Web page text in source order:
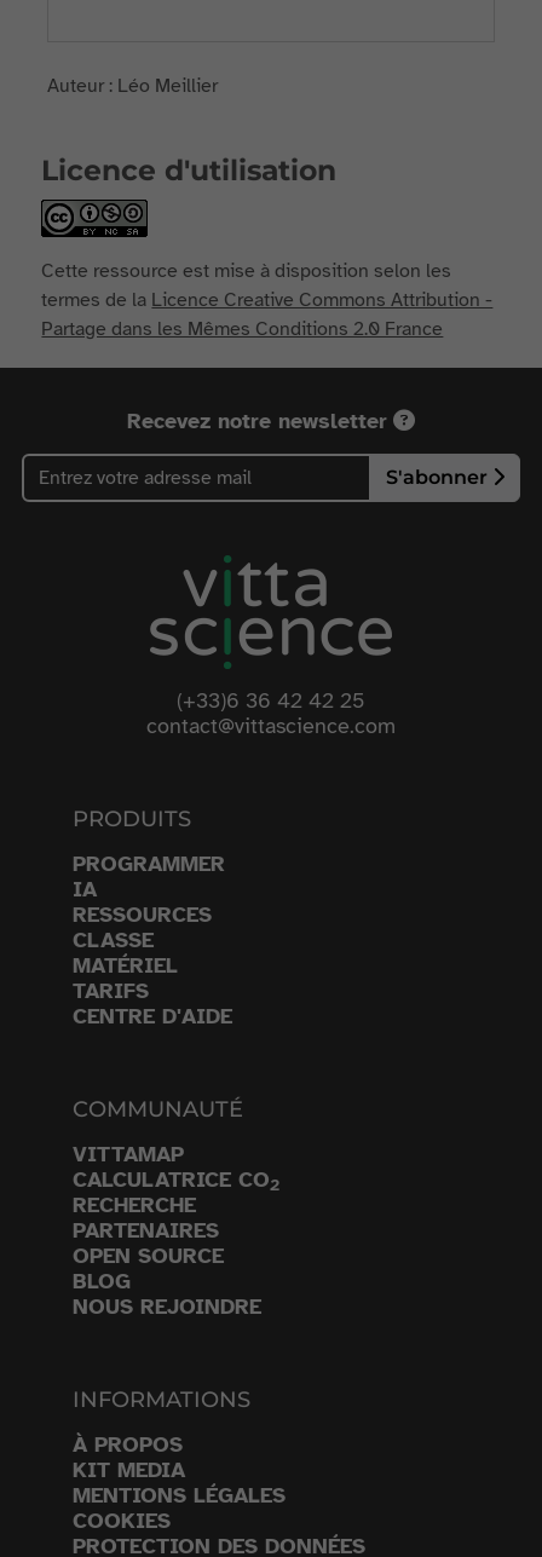
Auteur : Léo Meillier
Licence d'utilisation
Cette ressource est mise à disposition selon les
termes de la Licence Creative Commons Attribution -
Partage dans les Mêmes Conditions 2.0 France
Recevez notre newsletter
S'abonner
(+33)6 36 42 42 25
contact@vittascience.com
PRODUITS
PROGRAMMER
IA
RESSOURCES
CLASSE
MATÉRIEL
TARIFS
CENTRE D'AIDE
COMMUNAUTÉ
VITTAMAP
CALCULATRICE CO2
RECHERCHE
PARTENAIRES
OPEN SOURCE
BLOG
NOUS REJOINDRE
INFORMATIONS
À PROPOS
KIT MEDIA
MENTIONS LÉGALES
COOKIES
PROTECTION DES DONNÉES